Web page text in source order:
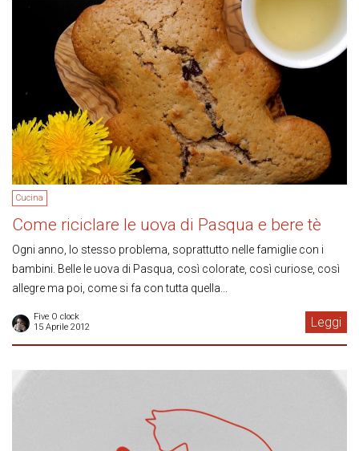
Cucina
Come riciclare le uova di Pasqua e bere tè
Ogni anno, lo stesso problema, soprattutto nelle famiglie con i
bambini. Belle le uova di Pasqua, così colorate, così curiose, così
allegre ma poi, come si fa con tutta quella...
Five O clock
15 Aprile 2012
Leggi